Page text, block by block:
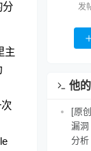
分
主
发
他
[原
漏洞
分析